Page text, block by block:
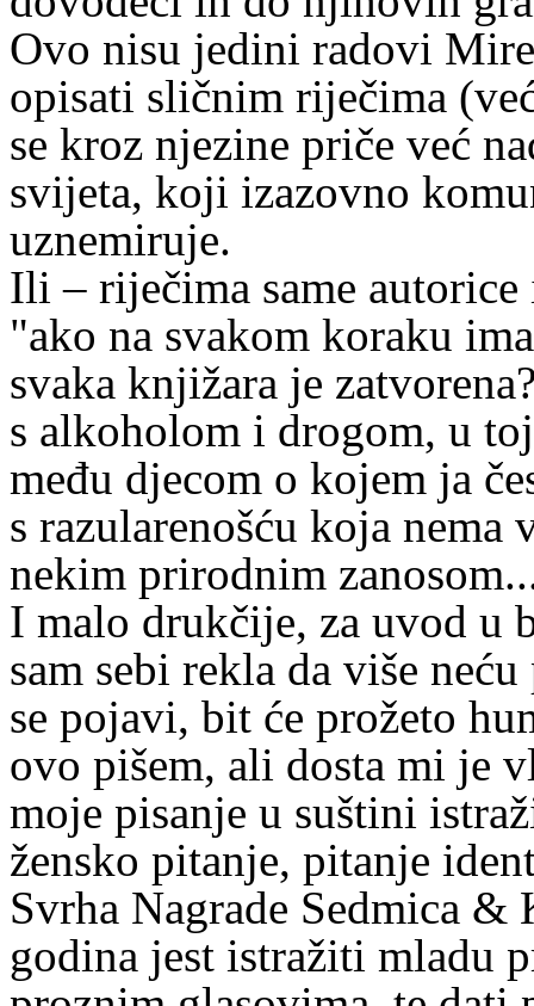
Ovo nisu jedini radovi
opisati sličnim riječima
se kroz njezine priče već
svijeta, koji izazovno
uznemiruje.
Ili – riječima same
"ako na svakom koraku
svaka knjižara je
s alkoholom i drogom, u
među djecom o kojem ja
s razularenošću koja nema
nekim prirodnim
I malo drukčije, za uvod u
sam sebi rekla da više
se pojavi, bit će prožeto
ovo pišem, ali dosta mi je
moje pisanje u suštini
žensko pitanje, pitanje
Svrha Nagrade Sedmica &
godina jest istražiti mladu